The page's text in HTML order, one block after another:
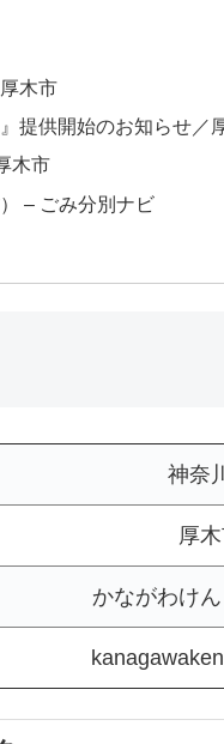
木市
提供開始のお知らせ／
木市
– ごみ分別ナビ
神奈
厚
かながわけ